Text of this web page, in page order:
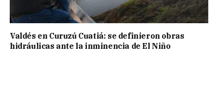
Valdés en Curuzú Cuatiá: se definieron obras
hidráulicas ante la inminencia de El Niño